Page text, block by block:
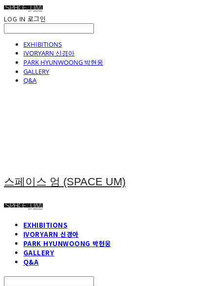
LOG IN 로그인
EXHIBITIONS
IVORYARN 신경아
PARK HYUNWOONG 박현웅
GALLERY
Q&A
스페이스 엄 (SPACE UM)
EXHIBITIONS
IVORYARN 신경아
PARK HYUNWOONG 박현웅
GALLERY
Q&A